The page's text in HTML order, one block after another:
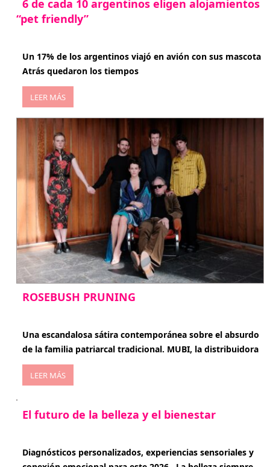
6 de cada 10 argentinos eligen alojamientos
“pet friendly”
Un 17% de los argentinos viajó en avión con sus mascota
Atrás quedaron los tiempos
LEER MÁS
ROSEBUSH PRUNING
Una escandalosa sátira contemporánea sobre el absurdo
de la familia patriarcal tradicional. MUBI, la distribuidora
LEER MÁS
El futuro de la belleza y el bienestar
Diagnósticos personalizados, experiencias sensoriales y